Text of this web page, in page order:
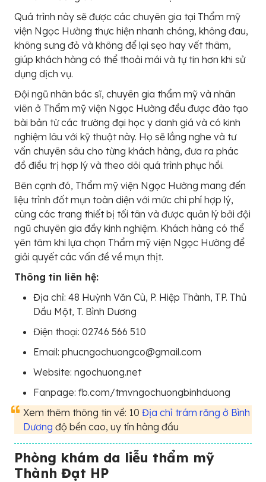
Quá trình này sẽ được các chuyên gia tại Thẩm mỹ
viện Ngọc Hường thực hiện nhanh chóng, không đau,
không sưng đỏ và không để lại sẹo hay vết thâm,
giúp khách hàng có thể thoải mái và tự tin hơn khi sử
dụng dịch vụ.
Đội ngũ nhân bác sĩ, chuyên gia thẩm mỹ và nhân
viên ở Thẩm mỹ viện Ngọc Hường đều được đào tạo
bài bản từ các trường đại học y danh giá và có kinh
nghiệm lâu với kỹ thuật này. Họ sẽ lắng nghe và tư
vấn chuyên sâu cho từng khách hàng, đưa ra phác
đồ điều trị hợp lý và theo dõi quá trình phục hồi.
Bên cạnh đó, Thẩm mỹ viện Ngọc Hường mang đến
liệu trình đốt mụn toàn diện với mức chi phí hợp lý,
cùng các trang thiết bị tối tân và được quản lý bởi đội
ngũ chuyên gia đầy kinh nghiệm. Khách hàng có thể
yên tâm khi lựa chọn Thẩm mỹ viện Ngọc Hường để
giải quyết các vấn đề về mụn thịt.
Thông tin liên hệ:
Địa chỉ: 48 Huỳnh Văn Cù, P. Hiệp Thành, TP. Thủ
Dầu Một, T. Bình Dương
Điện thoại: 02746 566 510
Email: phucngochuongco@gmail.com
Website: ngochuong.net
Fanpage: fb.com/tmvngochuongbinhduong
Xem thêm thông tin về: 10 Địa chỉ trám răng ở Bình
Dương độ bền cao, uy tín hàng đầu
Phòng khám da liễu thẩm mỹ
Thành Đạt HP